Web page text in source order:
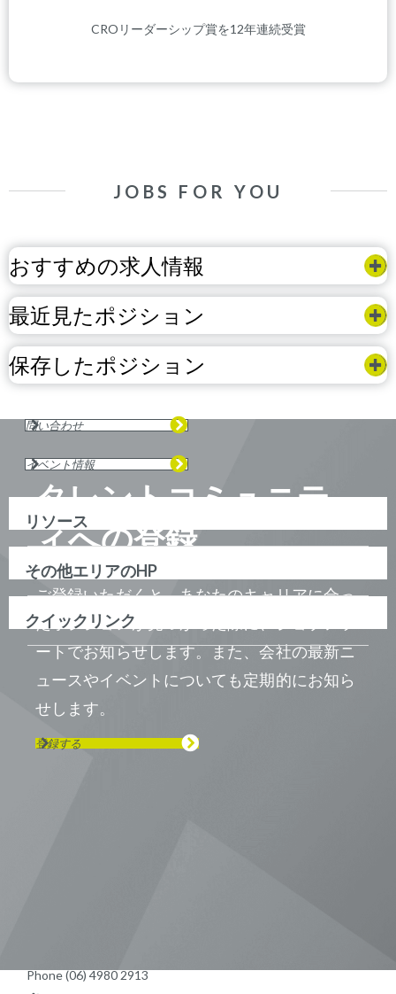
CROリーダーシップ賞を12年連続受賞
JOBS FOR YOU
おすすめの求人情報
最近見たポジション
保存したポジション
タレントコミュニテ
ィへの登録
ご登録いただくと、あなたのキャリアに合っ
たポジションが見つかった際に、ジョブアラ
ートでお知らせします。また、会社の最新ニ
ュースやイベントについても定期的にお知ら
せします。
登録する
問い合わせ
イベント情報
リソース
その他エリアのHP
クイックリンク
Phone (06) 4980 2913